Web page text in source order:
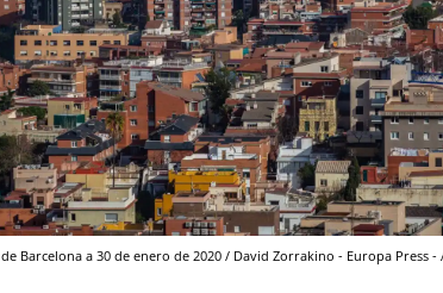
Barcelona a 30 de enero de 2020 / David Zorrakino - Europa Press -